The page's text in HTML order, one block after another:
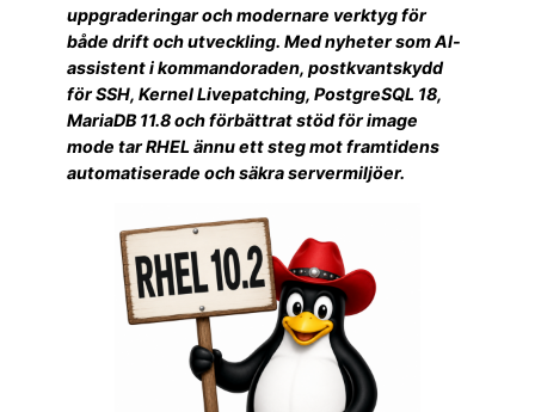
uppgraderingar och modernare verktyg för
både drift och utveckling. Med nyheter som AI-
assistent i kommandoraden, postkvantskydd
för SSH, Kernel Livepatching, PostgreSQL 18,
MariaDB 11.8 och förbättrat stöd för image
mode tar RHEL ännu ett steg mot framtidens
automatiserade och säkra servermiljöer.